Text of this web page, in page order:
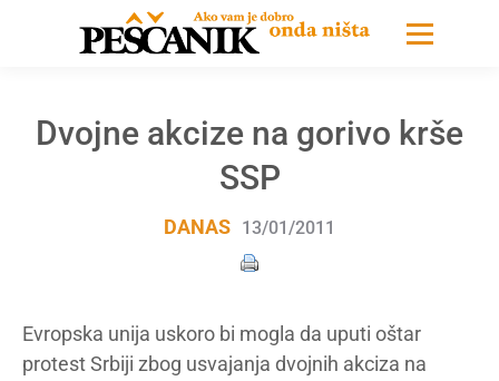
Dvojne akcize na gorivo krše
SSP
DANAS 13/01/2011
Evropska unija uskoro bi mogla da uputi oštar
protest Srbiji zbog usvajanja dvojnih akciza na